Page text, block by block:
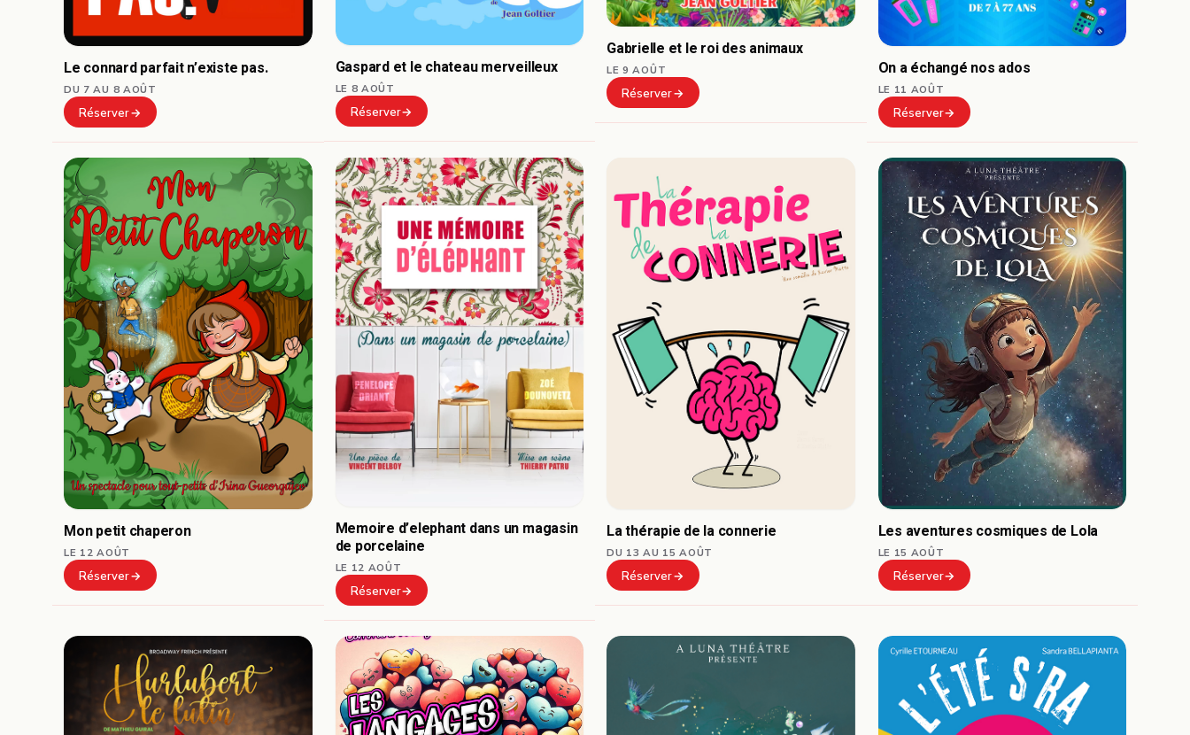
Le connard parfait n’existe pas.
DU 7 AU 8 AOÛT
Réserver
Gaspard et le chateau merveilleux
LE 8 AOÛT
Réserver
Gabrielle et le roi des animaux
LE 9 AOÛT
Réserver
On a échangé nos ados
LE 11 AOÛT
Réserver
Mon petit chaperon
LE 12 AOÛT
Réserver
Memoire d’elephant dans un magasin
de porcelaine
LE 12 AOÛT
Réserver
La thérapie de la connerie
DU 13 AU 15 AOÛT
Réserver
Les aventures cosmiques de Lola
LE 15 AOÛT
Réserver